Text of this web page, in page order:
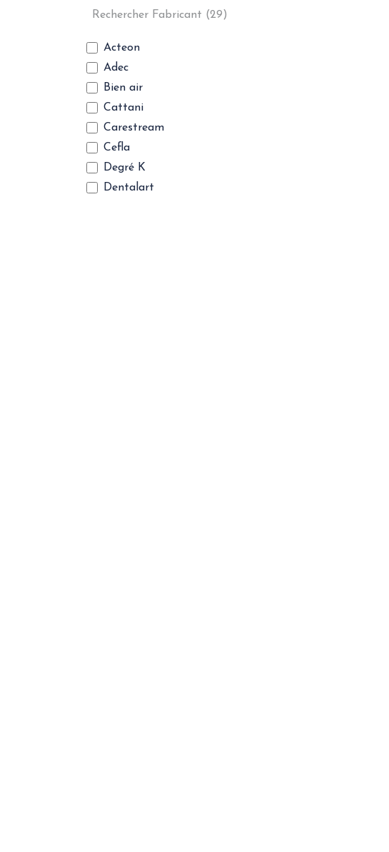
Acteon
Adec
Bien air
Cattani
Carestream
Cefla
Degré K
Dentalart